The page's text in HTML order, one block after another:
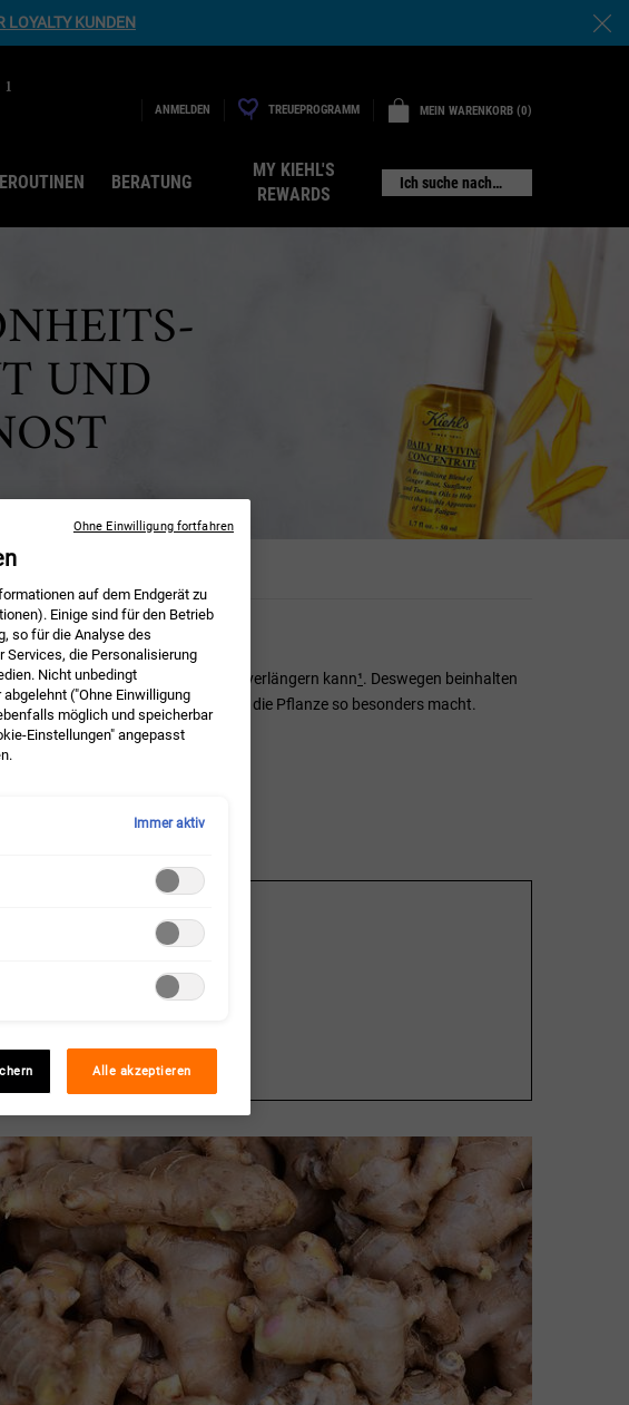
LOYALTY KUNDEN
ANMELDEN TREUEPROGRAMM MEIN WARENKORB 0
0 PRODUKT
BERATUNG
MY KIEHL'S
REWARDS
Ich suche nach…
UND
macht und die Lebensdauer verlängern kann¹. Deswegen beinhalten
die Wirkung von Ingwer und was die Pflanze so besonders macht.
auf dem Endgerät zu
Einige sind für den Betrieb
so für die Analyse des
Services, die Personalisierung
Nicht unbedingt
("Ohne Einwilligung
möglich und speicherbar
Einstellungen" angepasst
Immer aktiv
Alle akzeptieren
Ohne Einwilligung fortfahren